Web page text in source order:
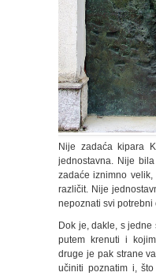
Nije zadaća kipara
jednostavna. Nije
zadaće iznimno
različit. Nije
nepoznati svi
Dok je, dakle, s
putem krenuti i
druge je pak strane
učiniti poznatim i,